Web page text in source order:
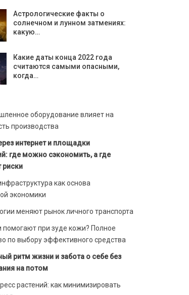
Астрологические факты о
солнечном и лунном затмениях:
какую…
Какие даты конца 2022 года
считаются самыми опасными,
когда…
оборудование влияет на
производства
интернет и площадки
где можно сэкономить, а где
риски
как основа
экономики
меняют рынок личного транспорта
помогают при зуде кожи? Полное
по выбору эффективного средства
ритм жизни и забота о себе без
на потом
растений: как минимизировать